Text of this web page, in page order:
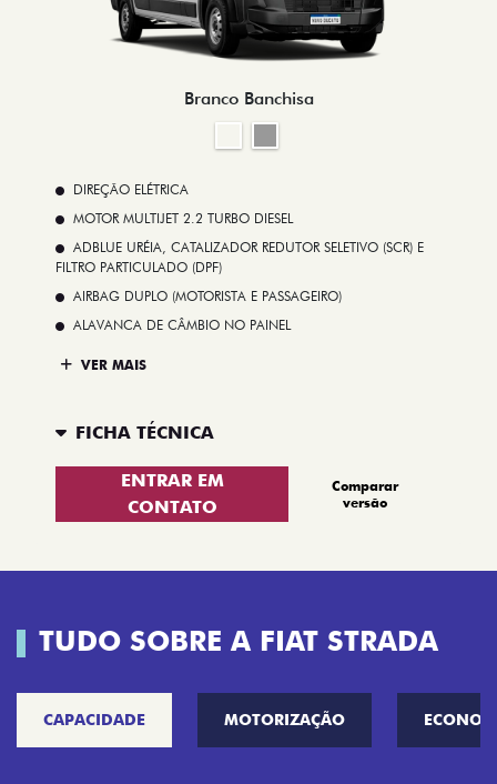
Branco Banchisa
DIREÇÃO ELÉTRICA
MOTOR MULTIJET 2.2 TURBO DIESEL
ADBLUE URÉIA, CATALIZADOR REDUTOR SELETIVO (SCR) E
FILTRO PARTICULADO (DPF)
AIRBAG DUPLO (MOTORISTA E PASSAGEIRO)
ALAVANCA DE CÂMBIO NO PAINEL
VER MAIS
FICHA TÉCNICA
ENTRAR EM
CONTATO
Comparar
versão
TUDO SOBRE A FIAT STRADA
CAPACIDADE MOTORIZAÇÃO